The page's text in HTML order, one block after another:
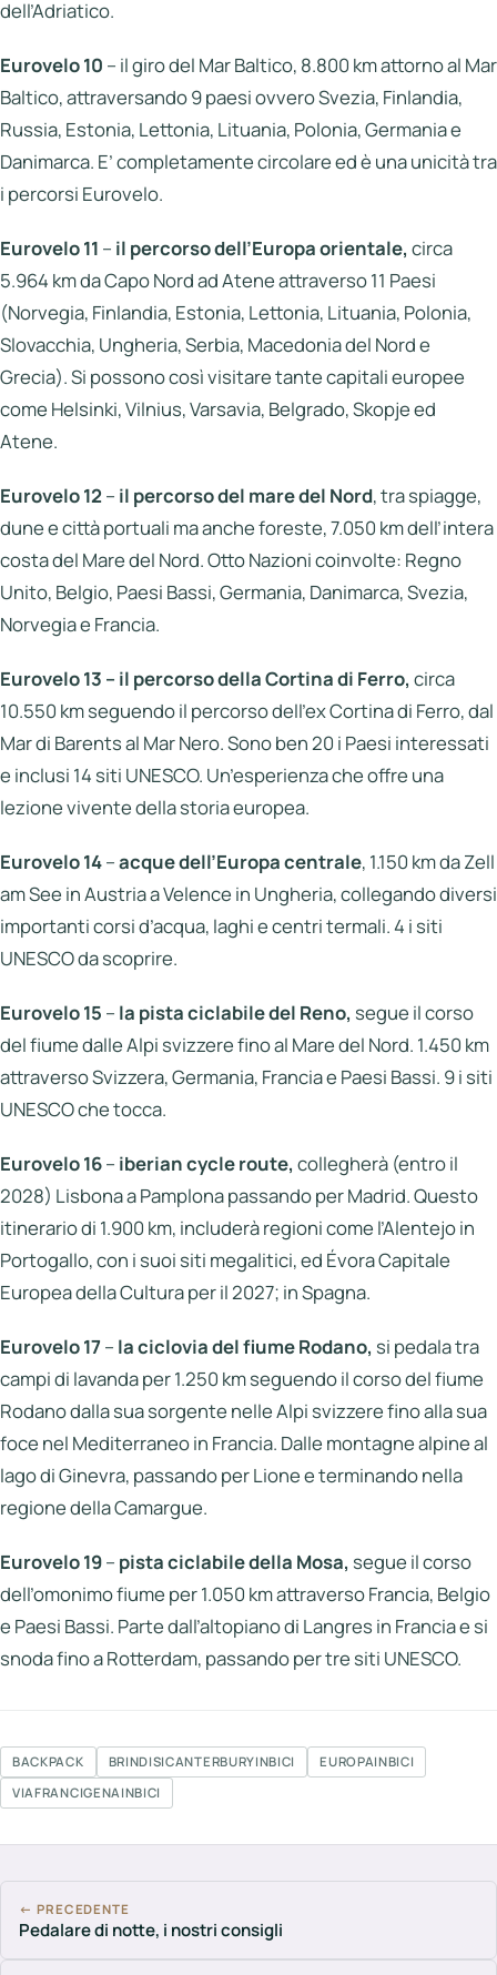
dell’Adriatico.
Eurovelo 10 – il giro del Mar Baltico, 8.800 km attorno al Mar
Baltico, attraversando 9 paesi ovvero Svezia, Finlandia,
Russia, Estonia, Lettonia, Lituania, Polonia, Germania e
Danimarca. E’ completamente circolare ed è una unicità tra
i percorsi Eurovelo.
Eurovelo 11 – il percorso dell’Europa orientale, circa
5.964 km da Capo Nord ad Atene attraverso 11 Paesi
(Norvegia, Finlandia, Estonia, Lettonia, Lituania, Polonia,
Slovacchia, Ungheria, Serbia, Macedonia del Nord e
Grecia). Si possono così visitare tante capitali europee
come Helsinki, Vilnius, Varsavia, Belgrado, Skopje ed
Atene.
Eurovelo 12– il percorso del mare del Nord, tra spiagge,
dune e città portuali ma anche foreste, 7.050 km dell’intera
costa del Mare del Nord. Otto Nazioni coinvolte: Regno
Unito, Belgio, Paesi Bassi, Germania, Danimarca, Svezia,
Norvegia e Francia.
Eurovelo 13 – il percorso della Cortina di Ferro, circa
10.550 km seguendo il percorso dell’ex Cortina di Ferro, dal
Mar di Barents al Mar Nero. Sono ben 20 i Paesi interessati
e inclusi 14 siti UNESCO. Un’esperienza che offre una
lezione vivente della storia europea.
Eurovelo 14–acque dell’Europa centrale, 1.150 km da Zell
am See in Austria a Velence in Ungheria, collegando diversi
importanti corsi d’acqua, laghi e centri termali. 4 i siti
UNESCO da scoprire.
Eurovelo 15 – la pista ciclabile del Reno, segue il corso
del fiume dalle Alpi svizzere fino al Mare del Nord. 1.450 km
attraverso Svizzera, Germania, Francia e Paesi Bassi. 9 i siti
UNESCO che tocca.
Eurovelo 16– iberian cycle route, collegherà (entro il
2028) Lisbona a Pamplonapassando per Madrid. Questo
itinerario di 1.900 km, includerà regioni come l’Alentejoin
Portogallo, con i suoi siti megalitici, ed Évora Capitale
Europea della Cultura per il 2027; in Spagna.
Eurovelo 17– la ciclovia del fiume Rodano, si pedala tra
campi di lavanda per 1.250 km seguendo il corso del fiume
Rodano dalla sua sorgente nelle Alpi svizzere fino alla sua
foce nel Mediterraneo in Francia. Dalle montagne alpine al
lago di Ginevra, passando per Lione e terminando nella
regione della Camargue.
Eurovelo 19– pista ciclabile della Mosa, segue il corso
dell’omonimo fiume per 1.050 km attraverso Francia, Belgio
e Paesi Bassi. Parte dall’altopiano di Langres in Francia e si
snoda fino a Rotterdam, passando per tre siti UNESCO.
BACKPACK BRINDISICANTERBURYINBICI
EUROPAINBICI
VIAFRANCIGENAINBICI
← PRECEDENTE
Pedalare di notte, i nostri consigli